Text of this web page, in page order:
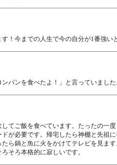
！今までの人生で今の自分が1番強
パンを食べたよ！」と言っていまし
てご飯を食べています。たったの一
が必要です。帰宅したら神棚と先祖
ら鍋と魚に火をかけてテレビを見ま
そろ本格的に寂しいです。